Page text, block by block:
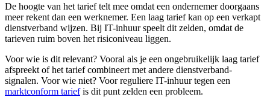
De hoogte van het tarief telt mee omdat een ondernemer doorgaans
meer rekent dan een werknemer. Een laag tarief kan op een verkapt
dienstverband wijzen. Bij IT-inhuur speelt dit zelden, omdat de
tarieven ruim boven het risiconiveau liggen.
Voor wie is dit relevant? Vooral als je een ongebruikelijk laag tarief
afspreekt of het tarief combineert met andere dienstverband-
signalen. Voor wie niet? Voor reguliere IT-inhuur tegen een
marktconform tariefis dit punt zelden een probleem.